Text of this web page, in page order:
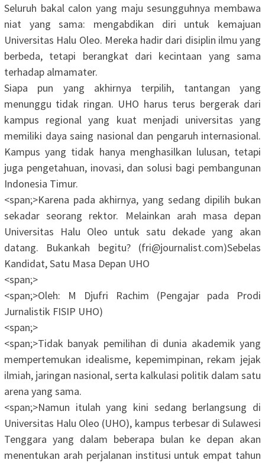
‎Seluruh bakal calon yang maju sesungguhnya membawa
niat yang sama: mengabdikan diri untuk kemajuan
Universitas Halu Oleo. Mereka hadir dari disiplin ilmu yang
berbeda, tetapi berangkat dari kecintaan yang sama
terhadap almamater.
‎Siapa pun yang akhirnya terpilih, tantangan yang
menunggu tidak ringan. UHO harus terus bergerak dari
kampus regional yang kuat menjadi universitas yang
memiliki daya saing nasional dan pengaruh internasional.
Kampus yang tidak hanya menghasilkan lulusan, tetapi
juga pengetahuan, inovasi, dan solusi bagi pembangunan
Indonesia Timur.
‎<span;>Karena pada akhirnya, yang sedang dipilih bukan
sekadar seorang rektor. Melainkan arah masa depan
Universitas Halu Oleo untuk satu dekade yang akan
datang. Bukankah begitu? (fri@journalist.com)Sebelas
Kandidat, Satu Masa Depan UHO
<span;>‎
<span;>‎Oleh: M Djufri Rachim (Pengajar pada Prodi
Jurnalistik FISIP UHO)
<span;>‎
<span;>‎Tidak banyak pemilihan di dunia akademik yang
mempertemukan idealisme, kepemimpinan, rekam jejak
ilmiah, jaringan nasional, serta kalkulasi politik dalam satu
arena yang sama.
<span;>‎Namun itulah yang kini sedang berlangsung di
Universitas Halu Oleo (UHO), kampus terbesar di Sulawesi
Tenggara yang dalam beberapa bulan ke depan akan
menentukan arah perjalanan institusi untuk empat tahun